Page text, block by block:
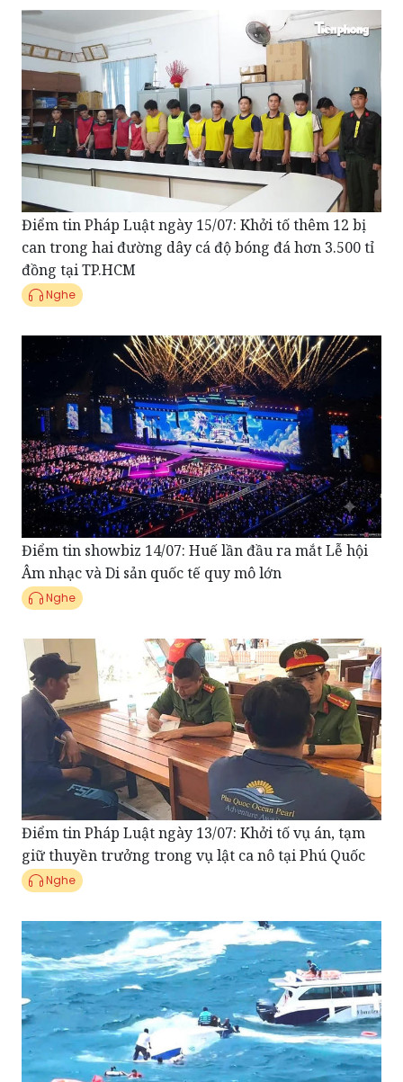
Điểm tin Pháp Luật ngày 15/07: Khởi tố thêm 12 bị
can trong hai đường dây cá độ bóng đá hơn 3.500 tỉ
đồng tại TP.HCM
Nghe
Điểm tin showbiz 14/07: Huế lần đầu ra mắt Lễ hội
Âm nhạc và Di sản quốc tế quy mô lớn
Nghe
Điểm tin Pháp Luật ngày 13/07: Khởi tố vụ án, tạm
giữ thuyền trưởng trong vụ lật ca nô tại Phú Quốc
Nghe